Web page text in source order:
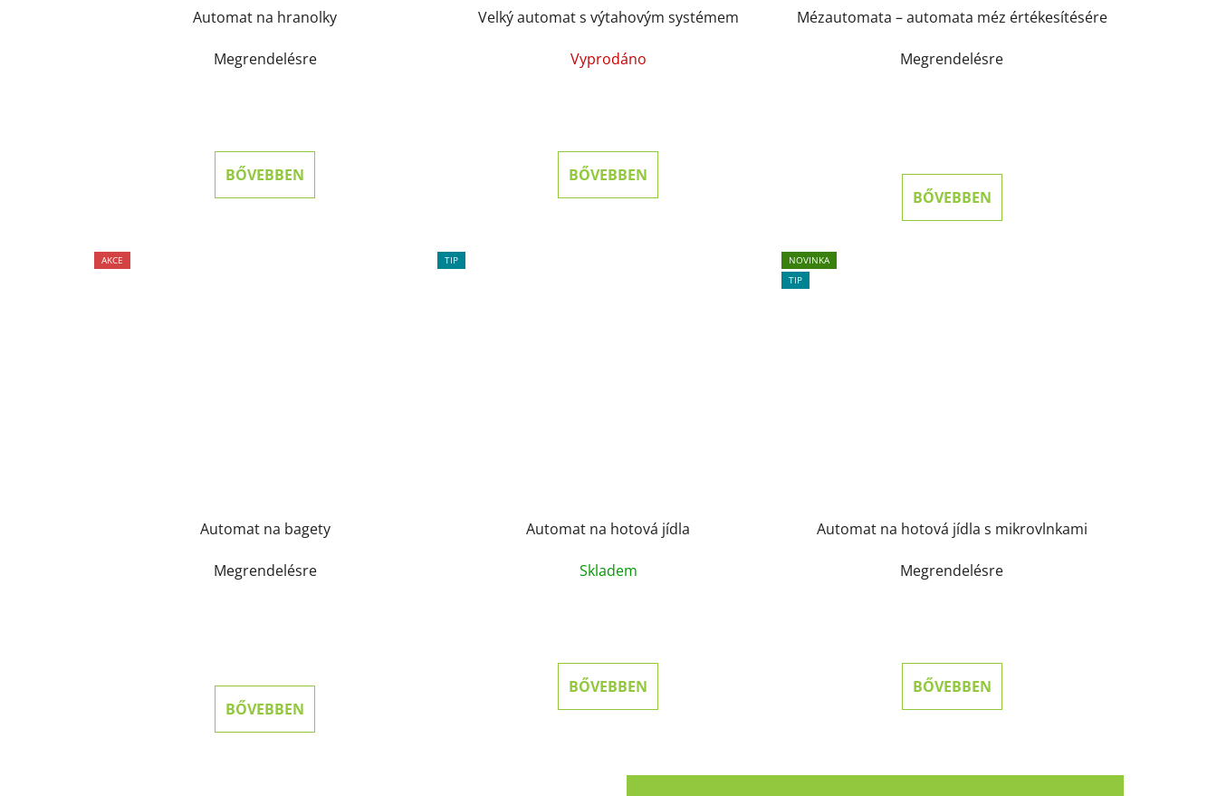
Automat na hranolky
Megrendelésre
BŐVEBBEN
Velký automat s výtahovým systémem
Vyprodáno
BŐVEBBEN
Mézautomata – automata méz értékesítésére
Megrendelésre
BŐVEBBEN
AKCE
Automat na bagety
Megrendelésre
BŐVEBBEN
TIP
Automat na hotová jídla
Skladem
BŐVEBBEN
NOVINKA
TIP
Automat na hotová jídla s mikrovlnkami
Megrendelésre
BŐVEBBEN